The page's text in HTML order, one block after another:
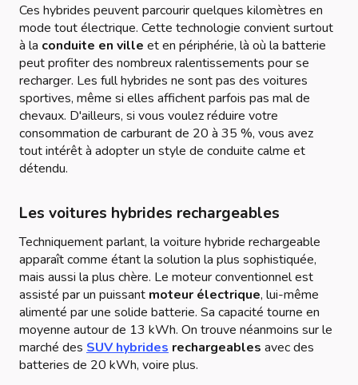
Ces hybrides peuvent parcourir quelques kilomètres en
mode tout électrique. Cette technologie convient surtout
à la conduite en ville et en périphérie, là où la batterie
peut profiter des nombreux ralentissements pour se
recharger. Les full hybrides ne sont pas des voitures
sportives, même si elles affichent parfois pas mal de
chevaux. D'ailleurs, si vous voulez réduire votre
consommation de carburant de 20 à 35 %, vous avez
tout intérêt à adopter un style de conduite calme et
détendu.
Les voitures hybrides rechargeables
Techniquement parlant, la voiture hybride rechargeable
apparaît comme étant la solution la plus sophistiquée,
mais aussi la plus chère. Le moteur conventionnel est
assisté par un puissant moteur électrique, lui-même
alimenté par une solide batterie. Sa capacité tourne en
moyenne autour de 13 kWh. On trouve néanmoins sur le
marché des SUV hybrides rechargeables avec des
batteries de 20 kWh, voire plus.